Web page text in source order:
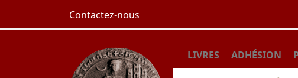
Contactez-nous
LIVRES ADHÉSION